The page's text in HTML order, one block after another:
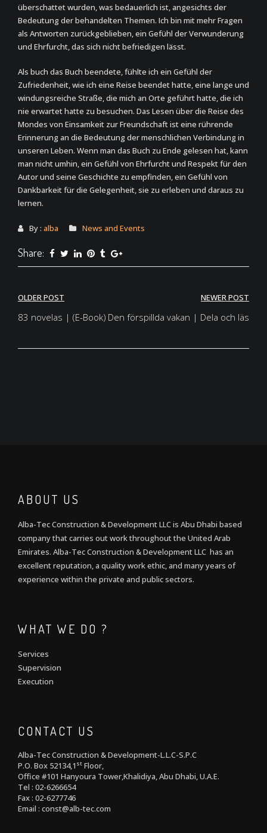
überschattet wurden, was bedauerlich ist, angesichts der
Bedeutung der behandelten Themen. Ich bin mit mehr Fragen
als Antworten zurückgeblieben, ein Gefühl der Verwunderung
und Ehrfurcht, das sich nicht befriedigen lässt.
Als buch das Buch beendete, fühlte ich ein Gefühl der
Zufriedenheit, wie ich eine Reise beendet hatte, eine lange und
windungsreiche Straße, die mich an Orte geführt hatte, die ich
nie erwartet hatte zu besuchen. Das Lesen über die Reise des
Mondes von Einsamkeit zur Freundschaft ist eine rührende
Erinnerung an die Bedeutung der menschlichen Verbindung in
unseren Leben. Wenn man das Buch zu Ende gelesen hat, kann
man nicht umhin, ein Gefühl von Ehrfurcht und Respekt für den
Autor und seine Geschichte zu empfinden, ein Gefühl von
Dankbarkeit für die Gelegenheit, sie zu erleben und daraus zu
lernen.
By : alba News and Events
Share:
Post
navigation
OLDER POST
83 novelas | (E-Book)
NEWER POST
Den förspillda vakan | Dela och läs
ABOUT US
Alba-Tec Construction & Development LLC is Abu Dhabi based
company that carries out work throughout the United Arab
Emirates. Alba-Tec Construction & Development LLC has an
excellent reputation, a quality work ethic, and many years of
experience within the private and public sectors.
WHAT WE DO ?
Services
Supervision
Execution
CONTACT US
Alba-Tec Construction & Development-L.L.C-S.P.C
P.O. Box 52134,1 st Floor,
Office #101 Hanyoura Tower,Khalidiya, Abu Dhabi, U.A.E.
Tel : 02-6266654
Fax : 02-6277746
Email : const@alb-tec.com